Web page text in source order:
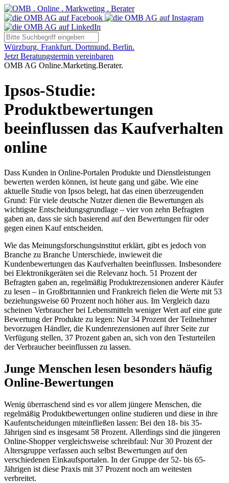
Würzburg. Frankfurt. Dortmund. Berlin.
Jetzt Beratungstermin vereinbaren
OMB AG Online.Marketing.Berater.
Ipsos-Studie:
Produktbewertungen
beeinflussen das Kaufverhalten
online
Dass Kunden in Online-Portalen Produkte und Dienstleistungen
bewerten werden können, ist heute gang und gäbe. Wie eine
aktuelle Studie von Ipsos belegt, hat das einen überzeugenden
Grund: Für viele deutsche Nutzer dienen die Bewertungen als
wichtigste Entscheidungsgrundlage – vier von zehn Befragten
gaben an, dass sie sich basierend auf den Bewertungen für oder
gegen einen Kauf entscheiden.
Wie das Meinungsforschungsinstitut erklärt, gibt es jedoch von
Branche zu Branche Unterschiede, inwieweit die
Kundenbewertungen das Kaufverhalten beeinflussen. Insbesondere
bei Elektronikgeräten sei die Relevanz hoch. 51 Prozent der
Befragten gaben an, regelmäßig Produktrezensionen anderer Käufer
zu lesen – in Großbritannien und Frankreich fielen die Werte mit 53
beziehungsweise 60 Prozent noch höher aus. Im Vergleich dazu
scheinen Verbraucher bei Lebensmitteln weniger Wert auf eine gute
Bewertung der Produkte zu legen: Nur 34 Prozent der Teilnehmer
bevorzugen Händler, die Kundenrezensionen auf ihrer Seite zur
Verfügung stellen, 37 Prozent gaben an, sich von den Testurteilen
der Verbraucher beeinflussen zu lassen.
Junge Menschen lesen besonders häufig
Online-Bewertungen
Wenig überraschend sind es vor allem jüngere Menschen, die
regelmäßig Produktbewertungen online studieren und diese in ihre
Kaufentscheidungen miteinfließen lassen: Bei den 18- bis 35-
Jährigen sind es insgesamt 58 Prozent. Allerdings sind die jüngeren
Online-Shopper vergleichsweise schreibfaul: Nur 30 Prozent der
Altersgruppe verfassen auch selbst Bewertungen auf den
verschiedenen Einkaufsportalen. In der Gruppe der 52- bis 65-
Jährigen ist diese Praxis mit 37 Prozent noch am weitesten
verbreitet.